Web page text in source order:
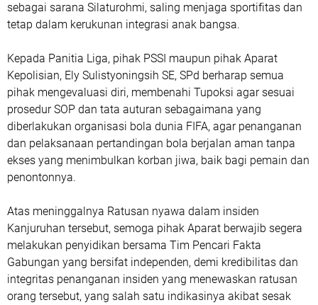
sebagai sarana Silaturohmi, saling menjaga sportifitas dan
tetap dalam kerukunan integrasi anak bangsa.
Kepada Panitia Liga, pihak PSSI maupun pihak Aparat
Kepolisian, Ely Sulistyoningsih SE, SPd berharap semua
pihak mengevaluasi diri, membenahi Tupoksi agar sesuai
prosedur SOP dan tata auturan sebagaimana yang
diberlakukan organisasi bola dunia FIFA, agar penanganan
dan pelaksanaan pertandingan bola berjalan aman tanpa
ekses yang menimbulkan korban jiwa, baik bagi pemain dan
penontonnya.
Atas meninggalnya Ratusan nyawa dalam insiden
Kanjuruhan tersebut, semoga pihak Aparat berwajib segera
melakukan penyidikan bersama Tim Pencari Fakta
Gabungan yang bersifat independen, demi kredibilitas dan
integritas penanganan insiden yang menewaskan ratusan
orang tersebut, yang salah satu indikasinya akibat sesak